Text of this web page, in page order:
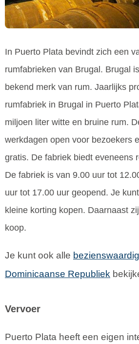
In Puerto Plata bevindt zich een
rumfabrieken van Brugal. Brugal
bekend merk van rum. Jaarlijks
rumfabriek in Brugal in Puerto
miljoen liter witte en bruine rum.
werkdagen open voor bezoekers
gratis. De fabriek biedt eveneens
De fabriek is van 9.00 uur tot
uur tot 17.00 uur geopend. Je
kleine korting kopen. Daarnaast
koop.
Je kunt ook alle
Dominicaanse Republiek
Vervoer
Puerto Plata heeft een eigen